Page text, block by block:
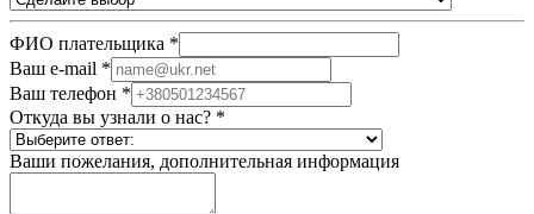
ФИО плательщика *
Ваш e-mail *
Ваш телефон *
Откуда вы узнали о нас? *
Ваши пожелания, дополнительная информация